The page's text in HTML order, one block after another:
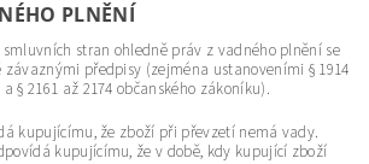
PLNĚNÍ
stran ohledně práv z vadného plnění se
předpisy (zejména ustanoveními § 1914
a § 2161 až 2174 občanského zákoníku).
kupujícímu, že zboží při převzetí nemá vady.
kupujícímu, že v době, kdy kupující zboží